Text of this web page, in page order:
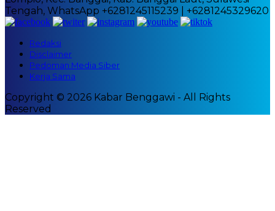
Tengah, WhatsApp +6281245115239 | +6281245329620
Redaksi
Disclaimer
Pedoman Media Siber
Kerja Sama
Copyright © 2026 Kabar Benggawi - All Rights
Reserved